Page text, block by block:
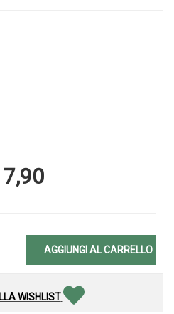
Prezzo
AGGIUNGI AL CARRELLO
WISHLIST